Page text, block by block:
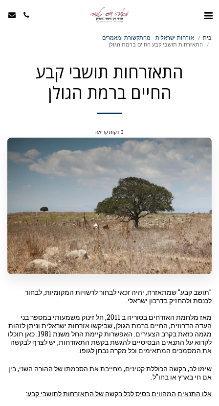
בית
אזרחות ישראלית - מהתקשורת ומאמרים
התאזרחות תושבי קבע החיים ברמת הגולן
התאזרחות תושבי קבע
החיים ברמת הגולן
3 דקות קריאה
"תושב קבע" שמתאזרח, יהיה זכאי לבחור לרשויות המקומיות, לבחור
לכנסת ולהחזיק בדרכון ישראלי.
מאז מלחמת האזרחים בסוריה ב 2011, חל זינוק משמעותי במספר בני
העדה הדרוזית, החיים ברמת הגולן, שביקשו אזרחות ישראלית וניתן לזהות
מגמה כזאת בקרב הצעירים. האפשרות קיימת החל משנת 1981.
כאן תוכלו
לקרוא על התנאים הבסיסיים להגשת בקשת התאזרחות, יש לצרף לבקשה
את המסמכים המתאימים וכל מקרה נבחן לגופו.
שימו לב, בקשה הכוללת קטינים, מחייבת את הסכמתו של ההורה השני, בין
אם חי בארץ או בחו"ל.
אלו התנאים המהווים בסיס לכל בקשה של התאזרחות לתושבי קבע: